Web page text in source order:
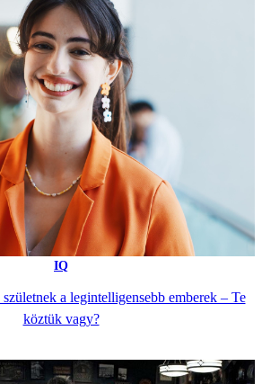
IQ
a legintelligensebb emberek – Te
köztük vagy?